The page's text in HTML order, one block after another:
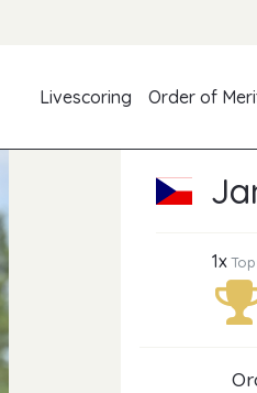
Livescoring
Order of
1x